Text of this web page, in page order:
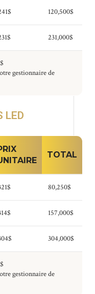
120,500$
231,000$
gestionnaire de
LED
TOTAL
80,250$
157,000$
304,000$
gestionnaire de